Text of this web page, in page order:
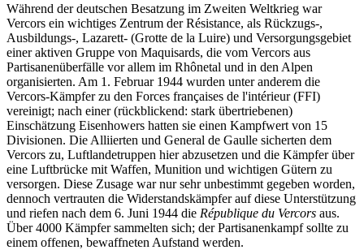
Während der deutschen Besatzung im Zweiten Weltkrieg war
Vercors ein wichtiges Zentrum der Résistance, als Rückzugs-,
Ausbildungs-, Lazarett- (Grotte de la Luire) und Versorgungsgebiet
einer aktiven Gruppe von Maquisards, die vom Vercors aus
Partisanenüberfälle vor allem im Rhônetal und in den Alpen
organisierten. Am 1. Februar 1944 wurden unter anderem die
Vercors-Kämpfer zu den Forces françaises de l'intérieur (FFI)
vereinigt; nach einer (rückblickend: stark übertriebenen)
Einschätzung Eisenhowers hatten sie einen Kampfwert von 15
Divisionen. Die Alliierten und General de Gaulle sicherten dem
Vercors zu, Luftlandetruppen hier abzusetzen und die Kämpfer über
eine Luftbrücke mit Waffen, Munition und wichtigen Gütern zu
versorgen. Diese Zusage war nur sehr unbestimmt gegeben worden,
dennoch vertrauten die Widerstandskämpfer auf diese Unterstützung
und riefen nach dem 6. Juni 1944 die République du Vercors aus.
Über 4000 Kämpfer sammelten sich; der Partisanenkampf sollte zu
einem offenen, bewaffneten Aufstand werden.